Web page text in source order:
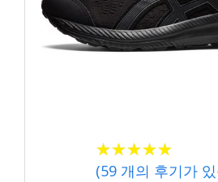
★★★★★
★★★★★
(59 개의 후기가